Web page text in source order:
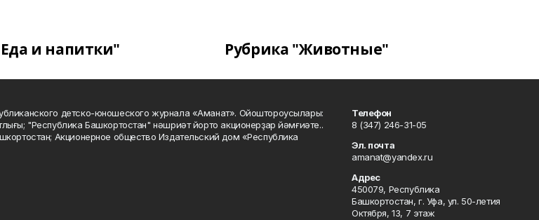
и напитки" Рубрика "Животные"
детско-юношеского журнала «Аманат». Ойоштороусылары:
"Республика Башкортостан" нәшриәт йорто акционерҙар йәмғиәте..
Акционерное общество Издательский дом «Республика
Телефон
8 (347) 246-31-05
Эл. почта
amanat@yandex.ru
Адрес
450079, Республика
Башкортостан, г. Уфа, ул. 50-летия
Октября, 13, 7 этаж